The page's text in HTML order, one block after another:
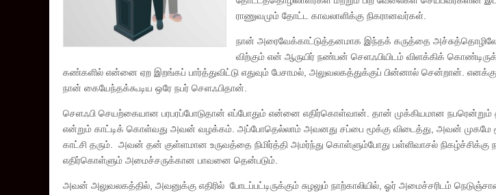
ராணுவமும் தோட்ட காவலாளிக்கு நிகரானவர்கள்.
நான் அரைவேக்காட்டுத்தனமாக இந்தக் கருத்தை
விற்கும் என் ஆருயிர் நண்பன் செளஃபியிடம் விளக்கிக்
கண்களில் என்னை ஏற இறங்கப் பார்த்துவிட்டு எதுவும் பேசாமல், அலுவலகத்துக்குப் பின்னால் சென்றான்.
நான் கையேந்தக்கூடிய ஒரே நபர் செளஃபிதான்.
செளஃபி செயற்கையான பரபரப்போடுதான் எப்போதும் என்னை எதிர்கொள்வான். தான் முக்கியமான
என்றும் காட்டிக் கொள்வது அவன் வழக்கம். அப்போதெல்லாம் அவனது சப்பை மூக்கு விடைத்து, அவன் முகமே
காட்சி தரும். அவன் தன் குள்ளமான உருவத்தை நிமிர்த்தி அமர்ந்து கொள்ளும்போது பள்ளிவாசல்
எதிர்கொள்ளும் அமைச்சருக்கான பாவனை தென்படும்.
அவன் அலுவலகத்தில், அவனுக்கு எதிரில் போடப்பட்டிருக்கும் சுழலும் நாற்காலியில், ஓர் அமைச்சரிடம்